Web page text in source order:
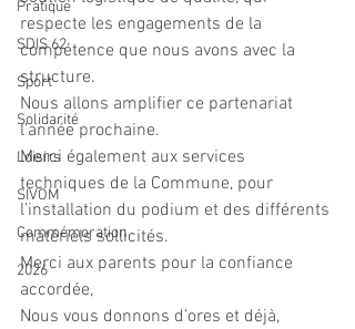
Pratique
SDIS 62
Sport
Solidarité
Loisirs
SIVOM
Commémoration
2026
respecte les engagements de la
compétence que nous avons avec la
structure.
Nous allons amplifier ce partenariat
l’année prochaine.
Merci également aux services
techniques de la Commune, pour
l’installation du podium et des différents
matériels sollicités.
Merci aux parents pour la confiance
accordée,
Nous vous donnons d’ores et déjà,